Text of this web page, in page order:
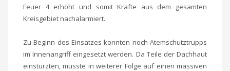
Feuer 4 erhöht und somit Kräfte aus dem gesamten
Kreisgebiet nachalarmiert.
Zu Beginn des Einsatzes konnten noch Atemschutztrupps
im Innenangriff eingesetzt werden. Da Teile der Dachhaut
einstürzten, musste in weiterer Folge auf einen massiven